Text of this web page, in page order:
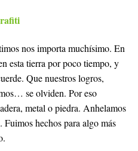
nos importa muchísimo. En
esta tierra por poco tiempo, y
Que nuestros logros,
se olviden. Por eso
metal o piedra. Anhelamos
hechos para algo más